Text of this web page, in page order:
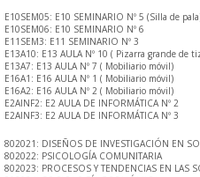
E10SEM05: E10 SEMINARIO Nº 5 (Silla de
E10SEM06: E10 SEMINARIO Nº 6
E11SEM3: E11 SEMINARIO Nº 3
E13A10: E13 AULA Nº 10 ( Pizarra grande de
E13A7: E13 AULA Nº 7 ( Mobiliario móvil)
E16A1: E16 AULA Nº 1 ( Mobiliario móvil)
E16A2: E16 AULA Nº 2 ( Mobiliario móvil)
E2AINF2: E2 AULA DE INFORMÁTICA Nº 2
E2AINF3: E2 AULA DE INFORMÁTICA Nº 3
802021: DISEÑOS DE INVESTIGACIÓN EN
802022: PSICOLOGÍA COMUNITARIA
802023: PROCESOS Y TENDENCIAS EN LAS